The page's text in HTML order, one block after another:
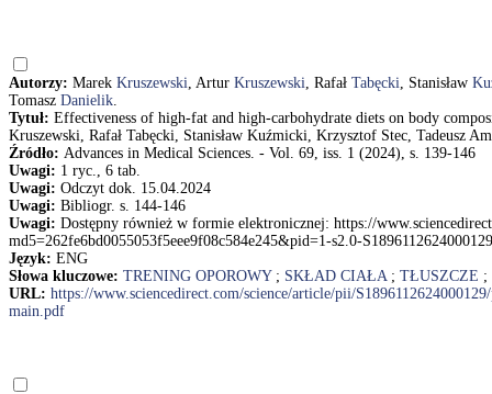
Autorzy: Marek Kruszewski, Artur Kruszewski, Rafał Tabęcki, Stanisław
Tomasz Danielik.
Tytuł: Effectiveness of high-fat and high-carbohydrate diets on body
Kruszewski, Rafał Tabęcki, Stanisław Kuźmicki, Krzysztof Stec, Tadeusz
Źródło: Advances in Medical Sciences. - Vol. 69, iss. 1 (2024), s. 139-146
Uwagi: 1 ryc., 6 tab.
Uwagi: Odczyt dok. 15.04.2024
Uwagi: Bibliogr. s. 144-146
Uwagi: Dostępny również w formie elektronicznej: https://
md5=262fe6bd0055053f5eee9f08c584e245&pid=1-s2.0-
Język: ENG
Słowa kluczowe: TRENING OPOROWY; SKŁAD CIAŁA; TŁUSZCZE ;
URL: https://www.sciencedirect.com/science/article/pii/
main.pdf